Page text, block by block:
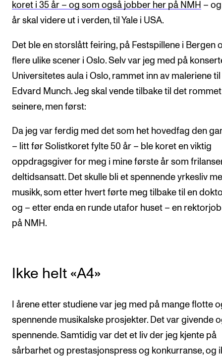
koret i 35 år – og som også jobber her på NMH –
år skal videre ut i verden, til Yale i USA.
Det ble en storslått feiring, på Festspillene i Bergen
flere ulike scener i Oslo. Selv var jeg med på
Universitetes aula i Oslo, rammet inn av maleriene til
Edvard Munch. Jeg skal vende tilbake til det rommet
seinere, men først:
Da jeg var ferdig med det som het hovedfag den
– litt før Solistkoret fylte 50 år – ble koret en viktig
oppdragsgiver for meg i mine første år som
deltidsansatt. Det skulle bli et spennende yrkesliv
musikk, som etter hvert førte meg tilbake til en
og – etter enda en runde utafor huset – en
på NMH.
Ikke helt «A4»
I årene etter studiene var jeg med på mange flotte
spennende musikalske prosjekter. Det var givende
spennende. Samtidig var det et liv der jeg kjente på
sårbarhet og prestasjonspress og konkurranse, og